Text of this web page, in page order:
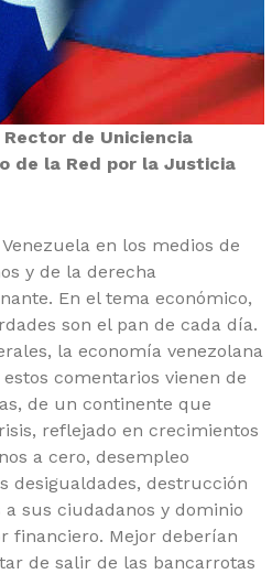
Rector de Uniciencia
de la Red por la Justicia
en los medios de
y de la derecha
En el tema económico,
son el pan de cada día.
la economía venezolana
comentarios vienen de
de un continente que
reflejado en crecimientos
a cero, desempleo
desigualdades, destrucción
sus ciudadanos y dominio
financiero. Mejor deberían
de salir de las bancarrotas